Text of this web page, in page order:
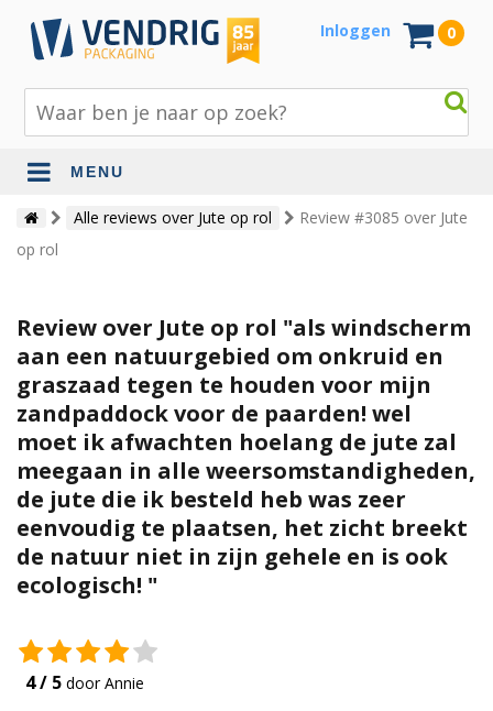
Inloggen 0
MENU
Beschermingsmateriaal
Bouw- en tuinmaterialen
Papier en karton
Tape en stickers
Verhuismaterialen
Duurzame verpakkingen
Bedrukte verpakkingen
Alle reviews over Jute op rol
Review #3085 over Jute
op rol
Review over Jute op rol "als windscherm
aan een natuurgebied om onkruid en
graszaad tegen te houden voor mijn
zandpaddock voor de paarden! wel
moet ik afwachten hoelang de jute zal
meegaan in alle weersomstandigheden,
de jute die ik besteld heb was zeer
eenvoudig te plaatsen, het zicht breekt
de natuur niet in zijn gehele en is ook
ecologisch! "
4 / 5 door Annie